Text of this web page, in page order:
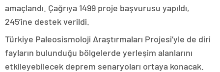
amaçlandı. Çağrıya 1499 proje başvurusu yapıldı,
245’ine destek verildi.
Türkiye Paleosismoloji Araştırmaları Projesi’yle de diri
fayların bulunduğu bölgelerde yerleşim alanlarını
etkileyebilecek deprem senaryoları ortaya konacak.